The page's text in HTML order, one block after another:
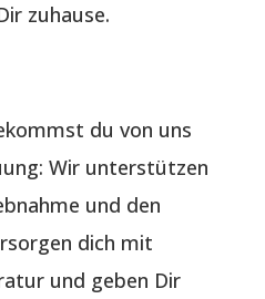
zuhause.
du von uns
Wir unterstützen
und den
dich mit
und geben Dir